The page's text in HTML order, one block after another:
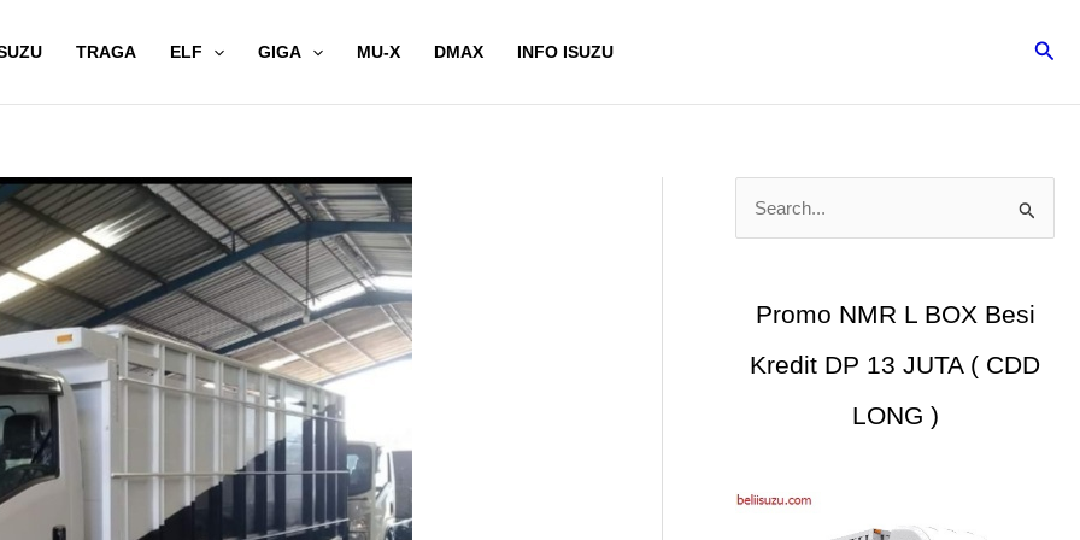
TRAGA ELF GIGA MU-X DMAX INFO ISUZU Cari
Promo NMR L BOX Besi
Kredit DP 13 JUTA ( CDD
LONG )